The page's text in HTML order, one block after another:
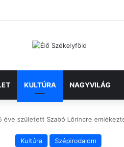
Party alkotótábor és szakmai fórum
KULTÚRA NAGYVILÁG
éve született Szabó Lőrincre
Kultúra Szépirodalom